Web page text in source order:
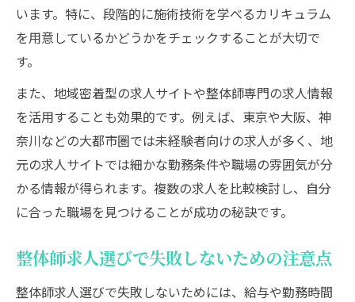
います。特に、段階的に施術技術を学べるカリキュラム
を用意しているかどうかをチェックすることが大切で
す。
また、地域密着型の求人サイトや整体師専門の求人情報
を活用することも効果的です。例えば、東京や大阪、神
奈川などの大都市圏では未経験者向けの求人が多く、地
元の求人サイトでは細かな勤務条件や職場の雰囲気が分
かる情報が得られます。複数の求人を比較検討し、自分
に合った職場を見つけることが成功の秘訣です。
整体師求人選びで失敗しないための注意点
整体師求人選びで失敗しないためには、給与や勤務時間